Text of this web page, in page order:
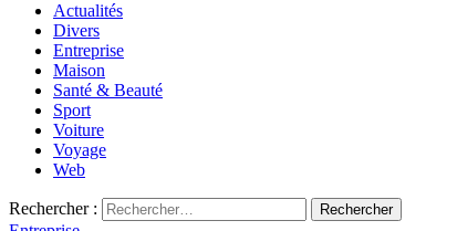
Actualités
Divers
Entreprise
Maison
Santé & Beauté
Sport
Voiture
Voyage
Web
Rechercher :